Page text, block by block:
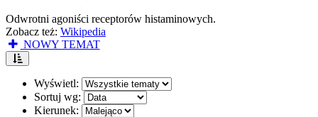
Odwrotni agoniści receptorów histaminowych.
Zobacz też: Wikipedia
NOWY TEMAT
Wyświetl:
Sortuj wg:
Kierunek: